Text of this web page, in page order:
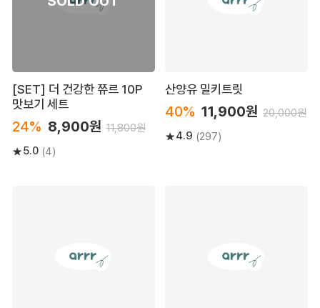
[SET] 더 건강한 쮸르 10P
맛보기 세트
24% 8,900원 11,800원
5.0 (4)
산양유 밀키트릿
40% 11,900원 20,000원
4.9 (297)